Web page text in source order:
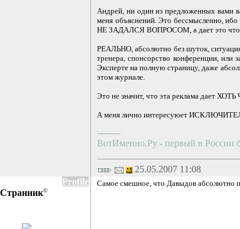
Андрей, ни один из предложенных вами
меня объяснений. Это бессмысленно,
НЕ ЗАДАЛСЯ ВОПРОСОМ, а дает это что-то
РЕАЛЬНО, абсолютно без шуток,
тренера, спонсорство конференции,
Эксперте на полную страницу, даже
этом журнале.
Это не значит, что эта реклама дает
А меня лично интересуюет
--------
ВотИменно.Ру - первый в России
25.05.2007 11:08
Profile
Странник©
Самое смешное, что Давыдов абсолютно